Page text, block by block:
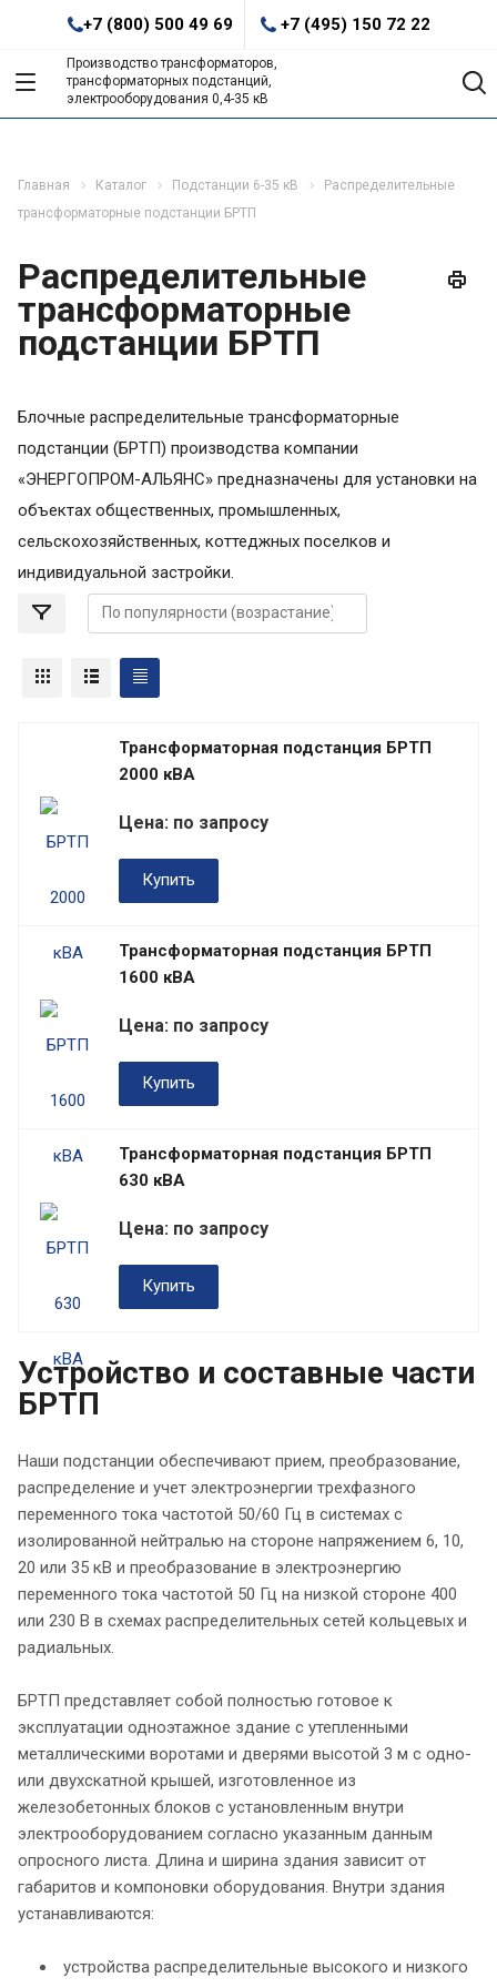
+7 (800) 500 49 69 +7 (495) 150 72 22
Производство трансформаторов,
трансформаторных подстанций,
электрооборудования 0,4-35 кВ
Главная Каталог Подстанции 6-35 кВ
Распределительные
трансформаторные подстанции БРТП
Распределительные
трансформаторные
подстанции БРТП
Блочные распределительные трансформаторные
подстанции (БРТП) производства компании
«ЭНЕРГОПРОМ-АЛЬЯНС» предназначены для установки на
объектах общественных, промышленных,
сельскохозяйственных, коттеджных поселков и
индивидуальной застройки.
Трансформаторная подстанция БРТП
2000 кВА
Цена: по запросу
Купить
Трансформаторная подстанция БРТП
1600 кВА
Цена: по запросу
Купить
Трансформаторная подстанция БРТП
630 кВА
Цена: по запросу
Купить
Устройство и составные части
БРТП
Наши подстанции обеспечивают прием, преобразование,
распределение и учет электроэнергии трехфазного
переменного тока частотой 50/60 Гц в системах с
изолированной нейтралью на стороне напряжением 6, 10,
20 или 35 кВ и преобразование в электроэнергию
переменного тока частотой 50 Гц на низкой стороне 400
или 230 В в схемах распределительных сетей кольцевых и
радиальных.
БРТП представляет собой полностью готовое к
эксплуатации одноэтажное здание с утепленными
металлическими воротами и дверями высотой 3 м с одно-
или двухскатной крышей, изготовленное из
железобетонных блоков с установленным внутри
электрооборудованием согласно указанным данным
опросного листа. Длина и ширина здания зависит от
габаритов и компоновки оборудования. Внутри здания
устанавливаются:
устройства распределительные высокого и низкого